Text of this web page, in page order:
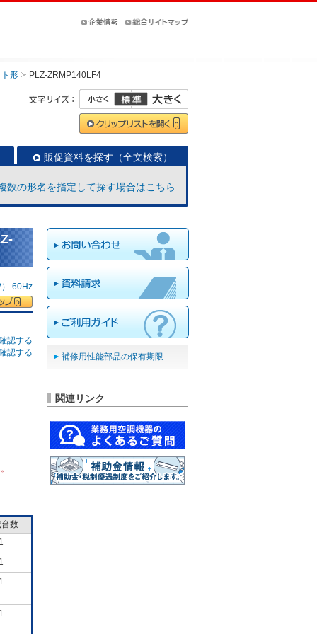
形 PLZ-ZRMP140LF4
販促資料を探す（全文検索）
数の形名を指定して探す場合はこちら
60Hz
認する
認する
数
補修用性能部品の保有期限
関連リンク